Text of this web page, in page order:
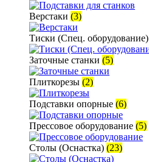
Верстаки (3)
Тиски (Спец. оборудование)
Заточные станки (5)
Плиткорезы (2)
Подставки опорные (6)
Прессовое оборудование (5)
Столы (Оснастка) (23)